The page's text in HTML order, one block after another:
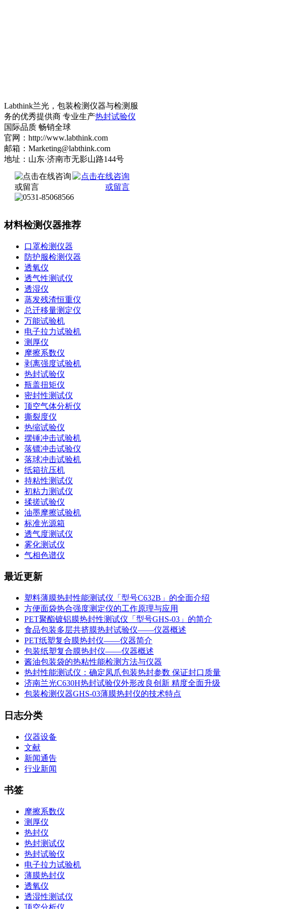
Labthink兰光，包装检测仪器与检测服
务的优秀提供商 专业生产热封试验仪
国际品质 畅销全球
官网：http://www.labthink.com
邮箱：Marketing@labthink.com
地址：山东·济南市无影山路144号
材料检测仪器推荐
口罩检测仪器
防护服检测仪器
透氧仪
透气性测试仪
透湿仪
蒸发残渣恒重仪
总迁移量测定仪
万能试验机
电子拉力试验机
测厚仪
摩擦系数仪
剥离强度试验机
热封试验仪
瓶盖扭矩仪
密封性测试仪
顶空气体分析仪
撕裂度仪
热缩试验仪
摆锤冲击试验机
落镖冲击试验仪
落球冲击试验机
纸箱抗压机
持粘性测试仪
初粘力测试仪
揉搓试验仪
油墨摩擦试验机
标准光源箱
透气度测试仪
雾化测试仪
气相色谱仪
最近更新
塑料薄膜热封性能测试仪「型号C632B」的全面介绍
方便面袋热合强度测定仪的工作原理与应用
PET聚酯镀铝膜热封性测试仪「型号GHS-03」的简介
食品包装多层共挤膜热封试验仪——仪器概述
PET纸塑复合膜热封仪——仪器简介
包装纸塑复合膜热封仪——仪器概述
酱油包装袋的热粘性能检测方法与仪器
热封性能测试仪：确定凤爪包装热封参数 保证封口质量
济南兰光C630H热封试验仪外形改良创新 精度全面升级
包装检测仪器GHS-03薄膜热封仪的技术特点
日志分类
仪器设备
文献
新闻通告
行业新闻
书签
摩擦系数仪
测厚仪
热封仪
热封测试仪
热封试验仪
电子拉力试验机
薄膜热封仪
透氧仪
透湿性测试仪
顶空分析仪